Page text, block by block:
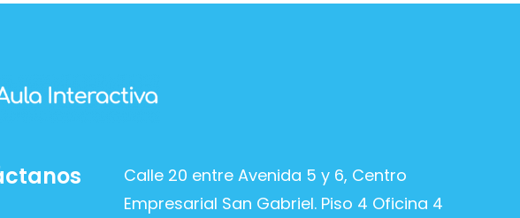
Calle 20 entre Avenida 5 y 6, Centro
Empresarial San Gabriel. Piso 4 Oficina 4